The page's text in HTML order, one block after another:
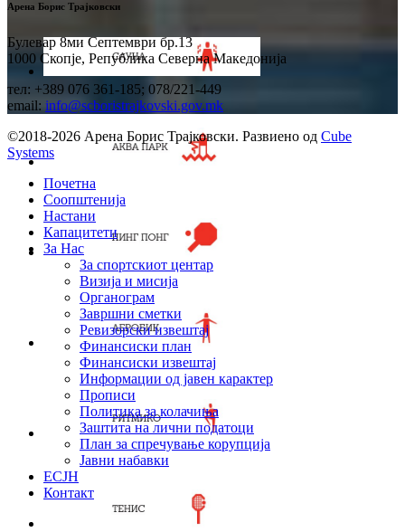
Арена Борис Трајковски
Булевар 8ми Септември бр.13
1000 Скопје, Република Северна Македонија
тел: +389 076 361-185; 078/221-449
email: info@scboristrajkovski.gov.mk
©2018-2026 Арена Борис Трајковски. Развиено од Cube
Systems
Почетна
Соопштенија
Настани
Капацитети
За Нас
За спортскиот центар
Визија и мисија
Органограм
Завршни сметки
Ревизорски извештај
Финансиски план
Финансиски извештај
Информации од јавен карактер
Прописи
Политика за колачиња
Заштита на лични податоци
План за спречување корупција
Јавни набавки
ЕСЈН
Контакт